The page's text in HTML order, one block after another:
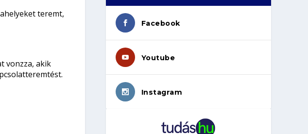
teremt,
vonzza, akik
Facebook
Youtube
Instagram